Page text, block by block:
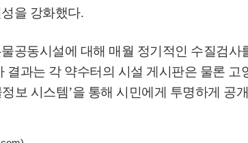
을 강화했다.
공동시설에 대해 매월 정기적인 수질검사
결과는 각 약수터의 시설 게시판은 물론 고
보 시스템’을 통해 시민에게 투명하게 공